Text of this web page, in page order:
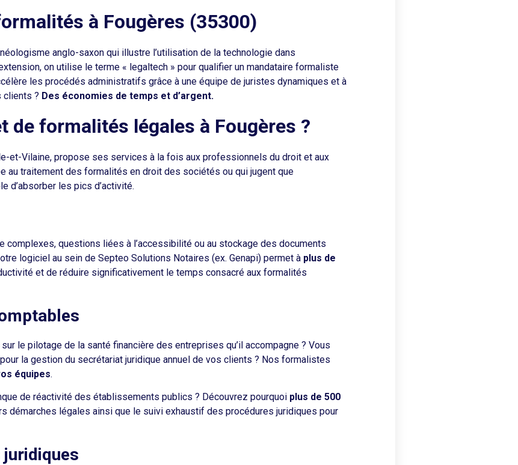
à Fougères (35300)
anglo-saxon qui illustre l’utilisation de la technologie dans
on utilise le terme « legaltech » pour qualifier un mandataire formaliste
les procédés administratifs grâce à une équipe de juristes dynamiques et à
clients ? Des économies de temps et d’argent.
de formalités légales à Fougères ?
et-Vilaine, propose ses services à la fois aux professionnels du droit et aux
au traitement des formalités en droit des sociétés ou qui jugent que
d’absorber les pics d’activité.
complexes, questions liées à l’accessibilité ou au stockage des documents
logiciel au sein de Septeo Solutions Notaires (ex. Genapi) permet à plus de
et de réduire significativement le temps consacré aux formalités
le pilotage de la santé financière des entreprises qu’il accompagne ? Vous
la gestion du secrétariat juridique annuel de vos clients ? Nos formalistes
équipes.
de réactivité des établissements publics ? Découvrez pourquoi plus de 500
démarches légales ainsi que le suivi exhaustif des procédures juridiques pour